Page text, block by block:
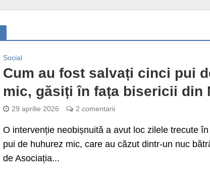
Social
Cum au fost salvați cinci pui
mic, găsiți în fața bisericii din
29 aprilie 2026 2 comentarii
O intervenție neobișnuită a avut loc zilele trecute
pui de huhurez mic, care au căzut dintr-un nuc
de Asociația...